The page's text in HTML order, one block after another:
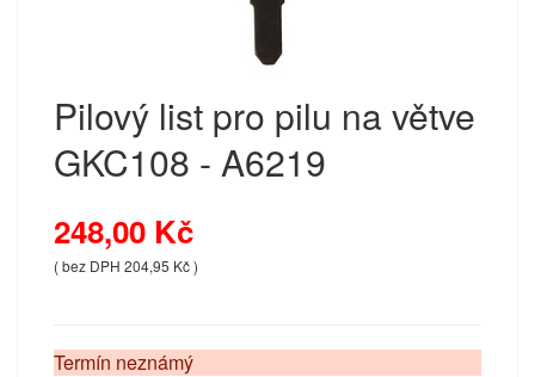
Pilový list pro pilu na větve
GKC108 - A6219
248,00 Kč
( bez DPH 204,95 Kč )
Termín neznámý